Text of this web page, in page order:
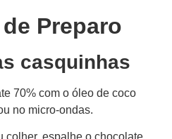
Preparo
casquinhas
70% com o óleo de coco
no micro-ondas.
colher, espalhe o chocolate